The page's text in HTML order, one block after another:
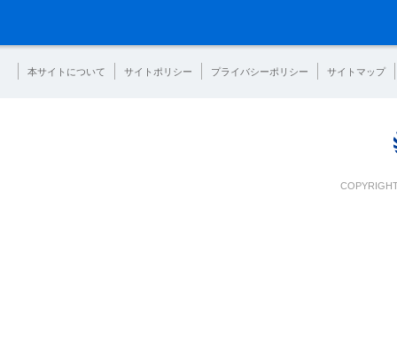
本サイトについて サイトポリシー プライバシーポリシー サイトマップ